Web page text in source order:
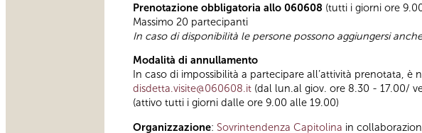
Prenotazione obbligatoria allo 060608 (tutti i giorni ore
Massimo 20 partecipanti
In caso di disponibilità le persone possono aggiungersi
Modalità di annullamento
In caso di impossibilità a partecipare all’attività prenotata,
disdetta.visite@060608.it (dal lun.al giov. ore 8.30 - 17.00/
(attivo tutti i giorni dalle ore 9.00 alle 19.00)
Organizzazione: Sovrintendenza Capitolina in